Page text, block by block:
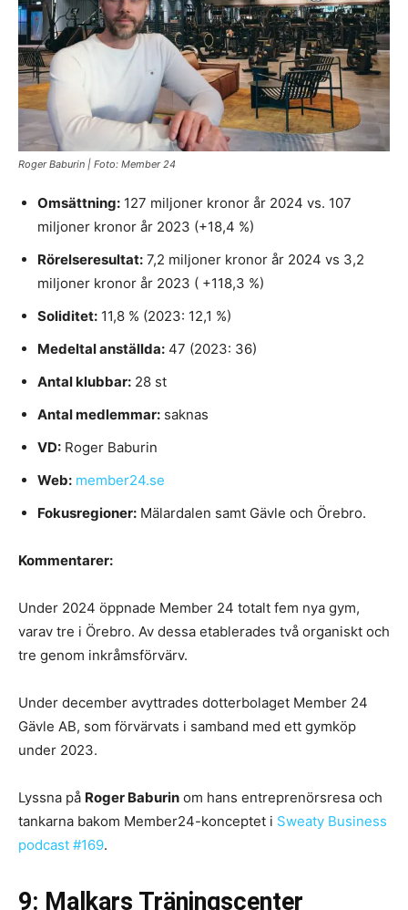
Roger Baburin | Foto: Member 24
Omsättning: 127 miljoner kronor år 2024 vs. 107
miljoner kronor år 2023 (+18,4 %)
Rörelseresultat: 7,2 miljoner kronor år 2024 vs 3,2
miljoner kronor år 2023 ( +118,3 %)
Soliditet: 11,8 % (2023: 12,1 %)
Medeltal anställda: 47 (2023: 36)
Antal klubbar: 28 st
Antal medlemmar: saknas
VD: Roger Baburin
Web: member24.se
Fokusregioner: Mälardalen samt Gävle och Örebro.
Kommentarer:
Under 2024 öppnade Member 24 totalt fem nya gym,
varav tre i Örebro. Av dessa etablerades två organiskt och
tre genom inkråmsförvärv.
Under december avyttrades dotterbolaget Member 24
Gävle AB, som förvärvats i samband med ett gymköp
under 2023.
Lyssna på Roger Baburin om hans entreprenörsresa och
tankarna bakom Member24-konceptet i Sweaty Business
podcast #169.
9: Malkars Träningscenter